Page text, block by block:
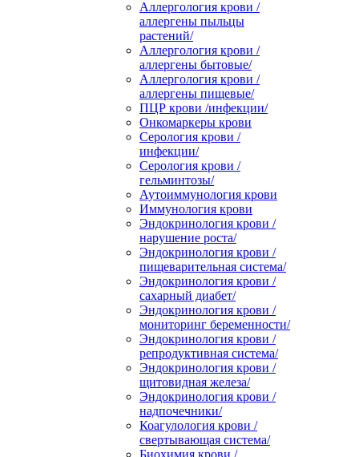
Аллергология крови /
аллергены пыльцы
растений/
Аллергология крови /
аллергены бытовые/
Аллергология крови /
аллергены пищевые/
ПЦР крови /инфекции/
Онкомаркеры крови
Серология крови /
инфекции/
Серология крови /
гельминтозы/
Аутоиммунология крови
Иммунология крови
Эндокринология крови /
нарушение роста/
Эндокринология крови /
пищеварительная система/
Эндокринология крови /
сахарный диабет/
Эндокринология крови /
мониторинг беременности/
Эндокринология крови /
репродуктивная система/
Эндокринология крови /
щитовидная железа/
Эндокринология крови /
надпочечники/
Коагулология крови /
свертывающая система/
Биохимия крови /